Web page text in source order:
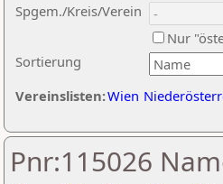
Sortierung
Spgem./Kreis/Verein
Nur
Vereinslisten:Wien
Pnr:115026